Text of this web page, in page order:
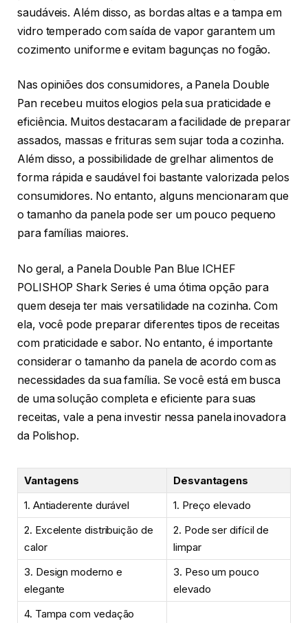
saudáveis. Além disso, as bordas altas e a tampa em
vidro temperado com saída de vapor garantem um
cozimento uniforme e evitam bagunças no fogão.
Nas opiniões dos consumidores, a Panela Double
Pan recebeu muitos elogios pela sua praticidade e
eficiência. Muitos destacaram a facilidade de preparar
assados, massas e frituras sem sujar toda a cozinha.
Além disso, a possibilidade de grelhar alimentos de
forma rápida e saudável foi bastante valorizada pelos
consumidores. No entanto, alguns mencionaram que
o tamanho da panela pode ser um pouco pequeno
para famílias maiores.
No geral, a Panela Double Pan Blue ICHEF
POLISHOP Shark Series é uma ótima opção para
quem deseja ter mais versatilidade na cozinha. Com
ela, você pode preparar diferentes tipos de receitas
com praticidade e sabor. No entanto, é importante
considerar o tamanho da panela de acordo com as
necessidades da sua família. Se você está em busca
de uma solução completa e eficiente para suas
receitas, vale a pena investir nessa panela inovadora
da Polishop.
Vantagens
Desvantagens
1. Antiaderente durável
1. Preço elevado
2. Excelente distribuição de
calor
2. Pode ser difícil de
limpar
3. Design moderno e
elegante
3. Peso um pouco
elevado
4. Tampa com vedação